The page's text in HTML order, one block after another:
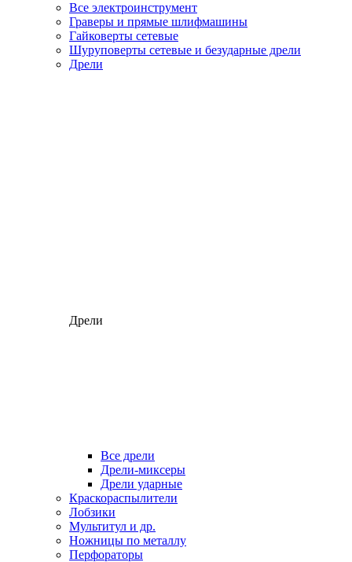
Все электроинструмент
Граверы и прямые шлифмашины
Гайковерты сетевые
Шуруповерты сетевые и безударные дрели
Дрели
Дрели
Все дрели
Дрели-миксеры
Дрели ударные
Краскораспылители
Лобзики
Мультитул и др.
Ножницы по металлу
Перфораторы